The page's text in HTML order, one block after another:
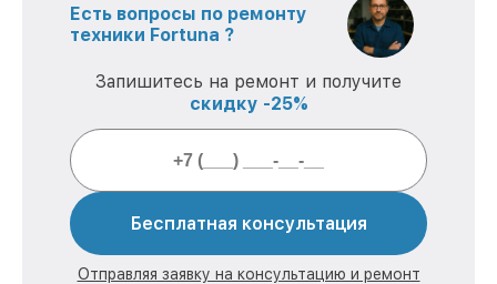
Есть вопросы по ремонту
техники Fortuna ?
Запишитесь на ремонт и получите
скидку -25%
Бесплатная консультация
Отправляя заявку на консультацию и ремонт